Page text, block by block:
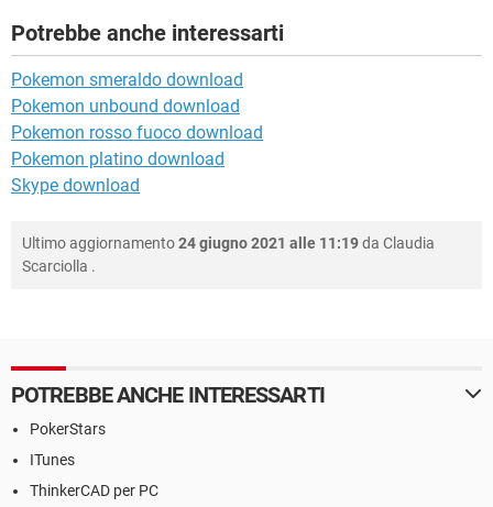
Potrebbe anche interessarti
Pokemon smeraldo download
Pokemon unbound download
Pokemon rosso fuoco download
Pokemon platino download
Skype download
Ultimo aggiornamento24 giugno 2021 alle 11:19da Claudia
Scarciolla .
POTREBBE ANCHE INTERESSARTI
PokerStars
ITunes
ThinkerCAD per PC